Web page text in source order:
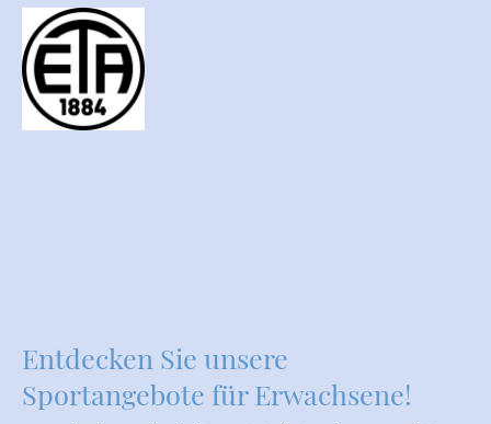
Entdecken Sie unsere
Sportangebote für Erwachsene!